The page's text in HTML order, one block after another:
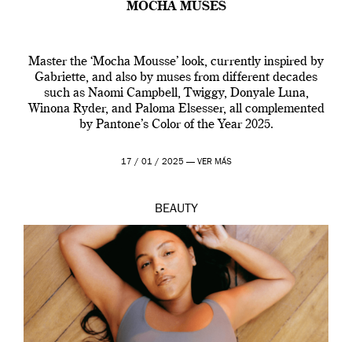
MOCHA MUSES
Master the ‘Mocha Mousse’ look, currently inspired by
Gabriette, and also by muses from different decades
such as Naomi Campbell, Twiggy, Donyale Luna,
Winona Ryder, and Paloma Elsesser, all complemented
by Pantone’s Color of the Year 2025.
17 / 01 / 2025 — VER MÁS
BEAUTY